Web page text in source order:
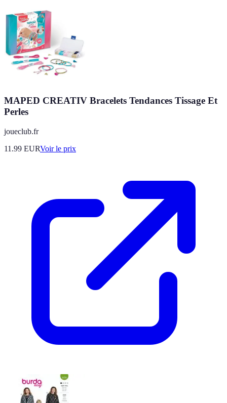
MAPED CREATIV Bracelets Tendances Tissage Et
Perles
joueclub.fr
11.99 EURVoir le prix